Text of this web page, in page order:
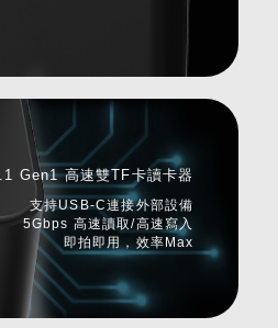
Gen1 高速雙TF卡讀卡器
支持USB-C連接外部設備
5Gbps 高速讀取/高速寫入
即拍即用，效率Max